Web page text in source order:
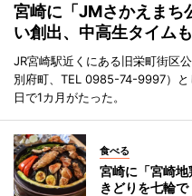
宮崎に「JMさかえま
い創出、中高生タイムも
JR宮崎駅近くにある旧栄町街区
別府町、TEL 0985-74-9997）
日で1カ月がたった。
食べる
宮崎に「宮崎
きどりを七輪で